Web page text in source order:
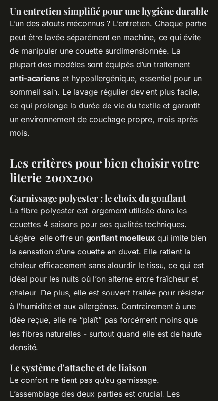
Un entretien simplifié pour une hygiène durable
L’un des atouts méconnus ? L’entretien. Chaque partie
peut être lavée séparément en machine, ce qui évite
de manipuler une couette surdimensionnée. La
plupart des modèles sont équipés d’un traitement
anti-acariens et hypoallergénique, essentiel pour un
sommeil sain. Le lavage régulier devient plus facile,
ce qui prolonge la durée de vie du textile et garantit
un environnement de couchage propre, mois après
mois.
Les critères pour bien choisir votre
literie 200x200
Garnissage polyester : le choix du gonflant
La fibre polyester est largement utilisée dans les
couettes 4 saisons pour ses qualités techniques.
Légère, elle offre un gonflant moelleux qui imite bien
la sensation d’une couette en duvet. Elle retient la
chaleur efficacement sans alourdir le tissu, ce qui est
idéal pour les nuits où l’on alterne entre fraîcheur et
chaleur. De plus, elle est souvent traitée pour résister
à l’humidité et aux allergènes. Contrairement à une
idée reçue, elle ne “plaît” pas forcément moins que
les fibres naturelles - surtout quand elle est de haute
densité.
Le système d'attache et de liaison
Le confort ne tient pas qu’au garnissage.
L’assemblage des deux parties est crucial. Les